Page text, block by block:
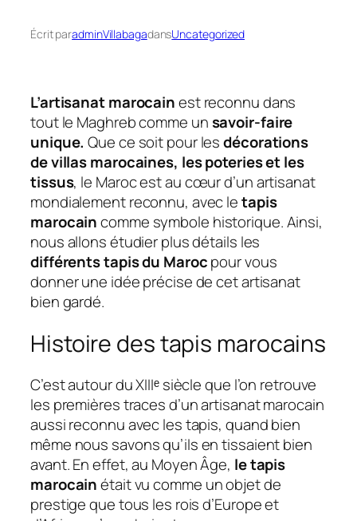
Écrit paradminVillabagadansUncategorized
L’artisanat marocainest reconnu dans
tout le Maghreb comme unsavoir-faire
unique. Que ce soit pour lesdécorations
de villas marocaines, les poteries et les
tissus, le Maroc est au cœur d’un artisanat
mondialement reconnu, avec letapis
marocaincomme symbole historique. Ainsi,
nous allons étudier plus détails les
différents tapis du Marocpour vous
donner une idée précise de cet artisanat
bien gardé.
Histoire des tapis marocains
C’est autour du XIIIᵉ siècle que l’on retrouve
les premières traces d’un artisanat marocain
aussi reconnu avec les tapis, quand bien
même nous savons qu’ils en tissaient bien
avant. En effet, au Moyen Âge, le tapis
marocainétait vu comme un objet de
prestige que tous les rois d’Europe et